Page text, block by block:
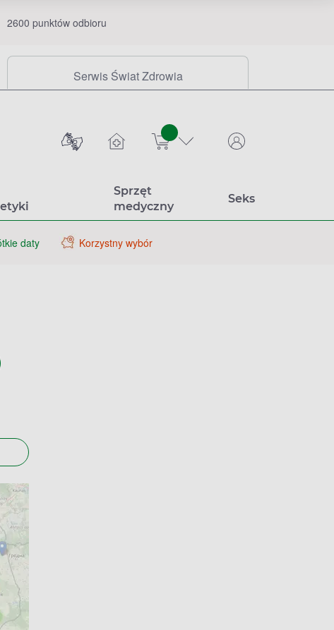
2600 punktów odbioru
Serwis Świat Zdrowia
sztuk
Sprzęt
medyczny
Seks
daty Korzystny wybór